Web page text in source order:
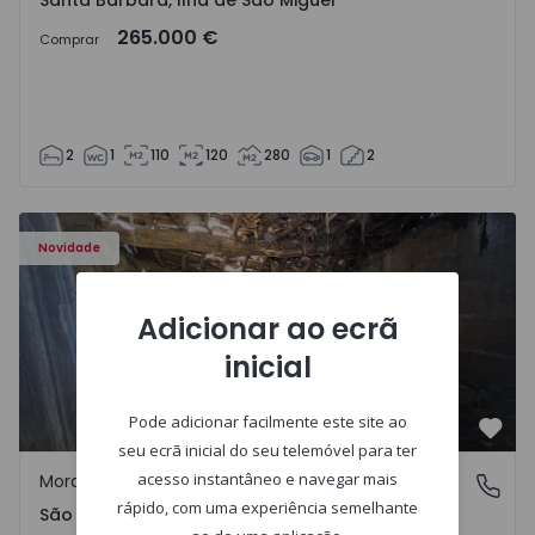
Comprar 265.000 €
2 1 110 120 280 1 2
Novidade
Moradia Vila Real, São Tomé do Castelo e Justes -
São Tomé do Castelo e Justes, Vila Real
Moradia Rústica
São Tomé do Castelo e Justes, Vila Real
Adicionar ao ecrã
inicial
Pode adicionar facilmente este site ao
seu ecrã inicial do seu telemóvel para ter
acesso instantâneo e navegar mais
rápido, com uma experiência semelhante